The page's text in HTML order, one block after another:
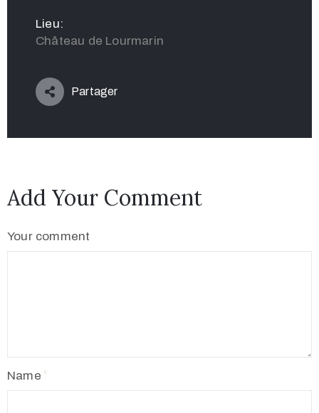
Lieu:
Château de Lourmarin
Partager
Add Your Comment
Your comment
Name